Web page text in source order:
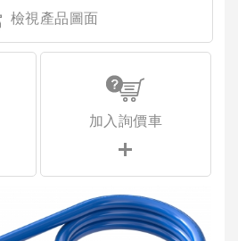
檢視產品圖面
加入詢價車